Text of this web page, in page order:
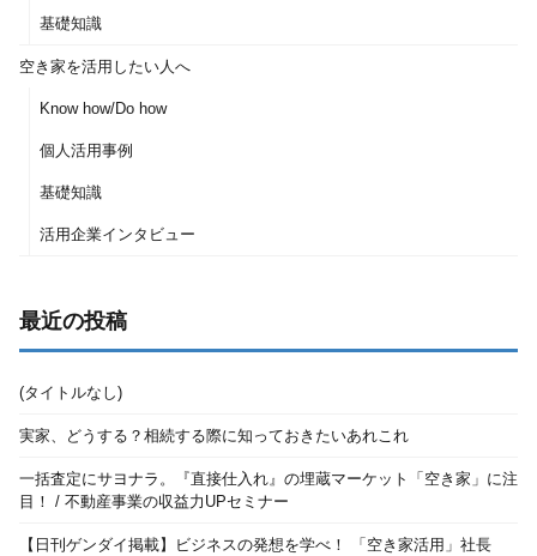
基礎知識
空き家を活用したい人へ
Know how/Do how
個人活用事例
基礎知識
活用企業インタビュー
最近の投稿
(タイトルなし)
実家、どうする？相続する際に知っておきたいあれこれ
一括査定にサヨナラ。『直接仕入れ』の埋蔵マーケット「空き家」に注
目！ / 不動産事業の収益力UPセミナー
【日刊ゲンダイ掲載】ビジネスの発想を学べ！ 「空き家活用」社長